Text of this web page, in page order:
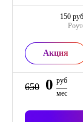
150
Акция
650 0 руб
мес